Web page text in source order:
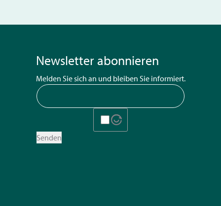
Newsletter abonnieren
Melden Sie sich an und bleiben Sie informiert.
Senden